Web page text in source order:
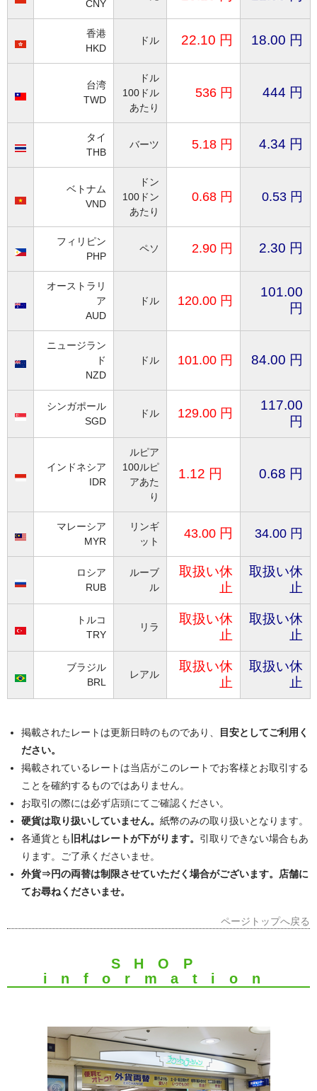
CNY
香港
HKD
ドル 22.10 円 18.00 円
台湾
TWD
ドル
100ドル
あたり
536 円 444 円
タイ
THB
バーツ 5.18 円 4.34 円
ベトナム
VND
ドン
100ドン
あたり
0.68 円 0.53 円
フィリピン
PHP
ペソ 2.90 円 2.30 円
オーストラリ
ア
AUD
ドル 120.00 円
101.00
円
ニュージラン
ド
NZD
ドル 101.00 円 84.00 円
シンガポール
SGD
ドル 129.00 円
117.00
円
インドネシア
IDR
ルピア
100ルピ
アあた
り
1.12 円 0.68 円
マレーシア
MYR
リンギ
ット
43.00 円 34.00 円
ロシア
RUB
ルーブ
ル
取扱い休
止
取扱い休
止
トルコ
TRY
リラ
取扱い休
止
取扱い休
止
ブラジル
BRL
レアル
取扱い休
止
取扱い休
止
掲載されたレートは更新日時のものであり、
目安としてご利用く
ださい。
掲載されているレートは当店がこのレートでお客様とお取引する
ことを確約するものではありません。
お取引の際には必ず店頭にてご確認ください。
硬貨は取り扱いしていません。 紙幣のみの取り扱いとなります。
各通貨とも 旧札はレートが下がります。 引取りできない場合もあ
ります。ご了承くださいませ。
外貨⇒円の両替は制限させていただく場合がございます。店舗に
てお尋ねくださいませ。
ページトップへ戻る
SHOP
information